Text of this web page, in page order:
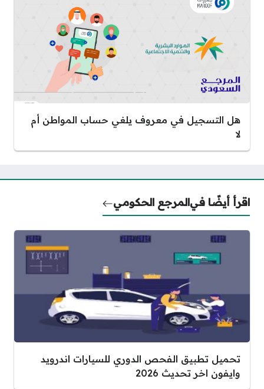
هل التسجيل في معروف يلغي حساب المواطن أم
لا
اقرأ أيضًا فيالمرجع الحكومي
تحميل تطبيق الفحص الدوري للسيارات اندرويد
وايفون اخر تحديث 2026